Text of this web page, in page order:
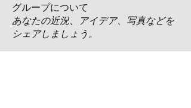
グループについて
あなたの近況、アイデア、写真などを
シェアしましょう。